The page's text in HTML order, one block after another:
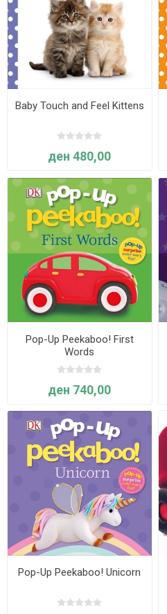
Baby Touch and Feel Kittens
ден 480,00
Pop-Up Peekaboo! First
Words
ден 740,00
Pop-Up Peekaboo! Unicorn